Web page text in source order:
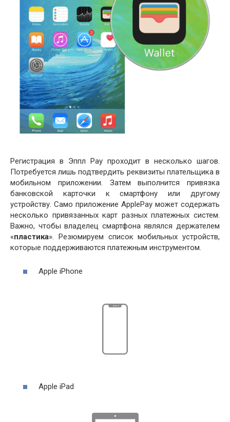
Регистрация в Эппл Pay проходит в несколько шагов.
Потребуется лишь подтвердить реквизиты плательщика в
мобильном приложении. Затем выполнится привязка
банковской карточки к смартфону или другому
устройству. Само приложение ApplePay может содержать
несколько привязанных карт разных платежных систем.
Важно, чтобы владелец смартфона являлся держателем
«пластика». Резюмируем список мобильных устройств,
которые поддерживаются платежным инструментом.
Apple iPhone
Apple iPad